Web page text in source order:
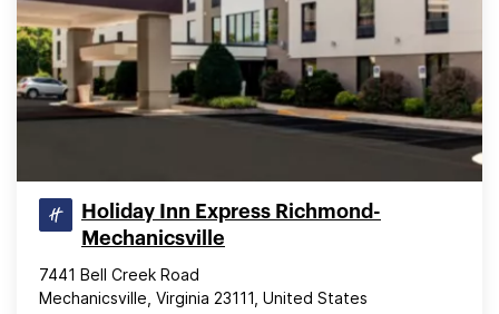
Holiday Inn Express Richmond-
Mechanicsville
7441 Bell Creek Road
Mechanicsville, Virginia 23111, United States